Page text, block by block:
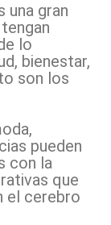
una gran
lo
bienestar,
son los
pueden
con la
que
el cerebro